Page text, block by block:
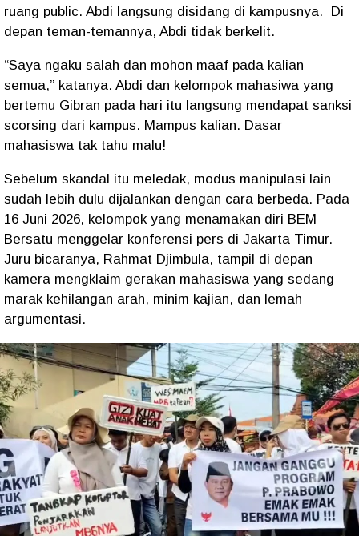
ruang public. Abdi langsung disidang di kampusnya.
Di
depan teman-temannya, Abdi tidak berkelit.
“Saya ngaku salah dan mohon maaf pada kalian
semua,” katanya. Abdi dan kelompok mahasiwa yang
bertemu Gibran pada hari itu langsung mendapat sanksi
scorsing dari kampus. Mampus kalian. Dasar
mahasiswa tak tahu malu!
Sebelum skandal itu meledak, modus manipulasi lain
sudah lebih dulu dijalankan dengan cara berbeda. Pada
16 Juni 2026, kelompok yang menamakan diri BEM
Bersatu menggelar konferensi pers di Jakarta Timur.
Juru bicaranya, Rahmat Djimbula, tampil di depan
kamera mengklaim gerakan mahasiswa yang sedang
marak kehilangan arah, minim kajian, dan lemah
argumentasi.